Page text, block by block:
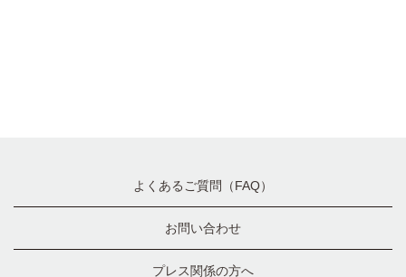
よくあるご質問（FAQ）
お問い合わせ
プレス関係の方へ